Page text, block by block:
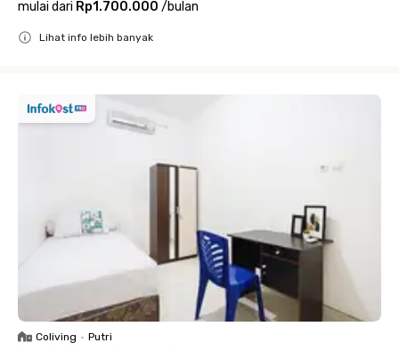
mulai dari Rp1.700.000 /bulan
Lihat info lebih banyak
Coliving • Putri